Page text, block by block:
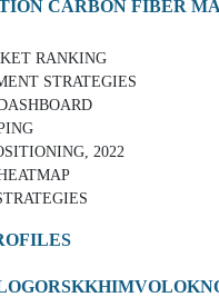
CARBON FIBER
RANKING
STRATEGIES
2022